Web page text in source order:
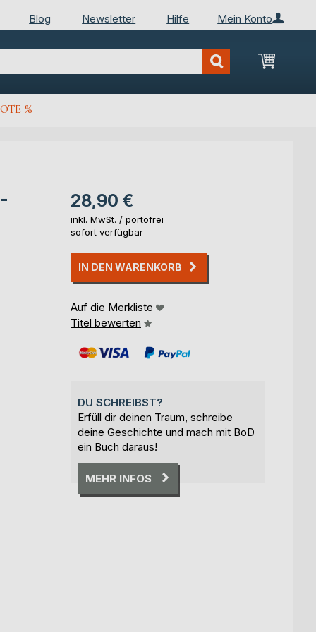
Mein Konto
Blog Newsletter Hilfe
Mein
%
28,90 €
inkl. MwSt. / portofrei
sofort verfügbar
IN DEN WARENKORB
Auf die Merkliste
Titel bewerten
DU SCHREIBST?
Erfüll dir deinen Traum, schreibe
deine Geschichte und mach mit BoD
ein Buch daraus!
MEHR INFOS